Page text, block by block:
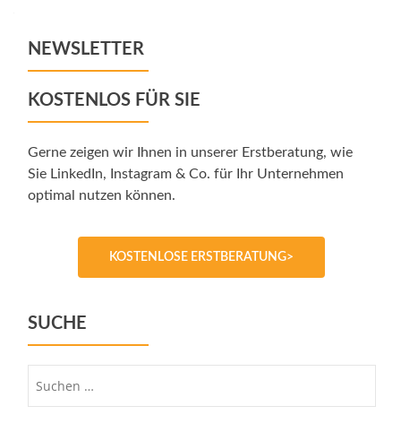
NEWSLETTER
KOSTENLOS FÜR SIE
Gerne zeigen wir Ihnen in unserer Erstberatung, wie
Sie LinkedIn, Instagram & Co. für Ihr Unternehmen
optimal nutzen können.
KOSTENLOSE ERSTBERATUNG>
SUCHE